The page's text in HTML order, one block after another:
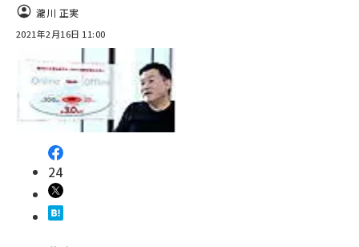
瀧川 正実
2021年2月16日 11:00
24